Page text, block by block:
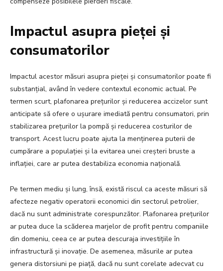
Impactul asupra pieței și
consumatorilor
Impactul acestor măsuri asupra pieței și consumatorilor poate fi
substanțial, având în vedere contextul economic actual. Pe
termen scurt, plafonarea prețurilor și reducerea accizelor sunt
anticipate să ofere o ușurare imediată pentru consumatori, prin
stabilizarea prețurilor la pompă și reducerea costurilor de
transport. Acest lucru poate ajuta la menținerea puterii de
cumpărare a populației și la evitarea unei creșteri bruste a
inflației, care ar putea destabiliza economia națională.
Pe termen mediu și lung, însă, există riscul ca aceste măsuri să
afecteze negativ operatorii economici din sectorul petrolier,
dacă nu sunt administrate corespunzător. Plafonarea prețurilor
ar putea duce la scăderea marjelor de profit pentru companiile
din domeniu, ceea ce ar putea descuraja investițiile în
infrastructură și inovație. De asemenea, măsurile ar putea
genera distorsiuni pe piață, dacă nu sunt corelate adecvat cu